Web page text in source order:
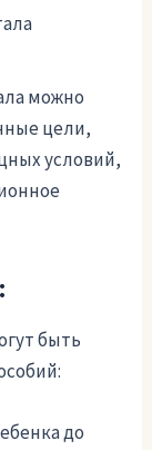
можно
цели,
условий,
быть
до